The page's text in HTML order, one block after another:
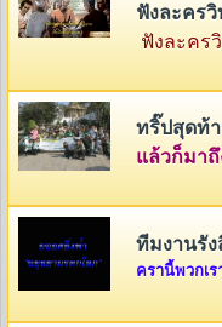
ฟังละครวิทยุ
ทริ๊ปสุดท้
ทีมงานรังสิมัน